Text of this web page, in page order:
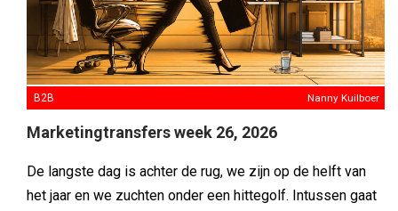
B2B Nanny Kuilboer
Marketingtransfers week 26, 2026
De langste dag is achter de rug, we zijn op de helft van
het jaar en we zuchten onder een hittegolf. Intussen gaat